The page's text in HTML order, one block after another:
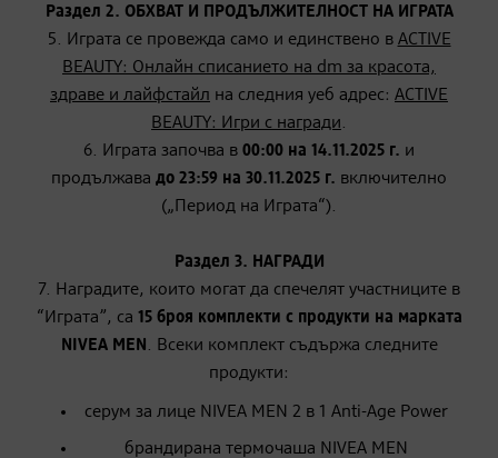
Раздел 2. ОБХВАТ И ПРОДЪЛЖИТЕЛНОСТ НА ИГРАТА
5. Играта се провежда само и единствено в ACTIVE
BEAUTY: Онлайн списанието на dm за красота,
здраве и лайфстайл на следния уеб адрес: ACTIVE
BEAUTY: Игри с награди.
6. Играта започва в 00:00 на 14.11.2025 г. и
продължава до 23:59 на 30.11.2025 г. включително
(„Период на Играта“).
Раздел 3. НАГРАДИ
7. Наградите, които могат да спечелят участниците в
“Играта”, са 15 броя комплекти с продукти на марката
NIVEA MEN . Всеки комплект съдържа следните
продукти:
серум за лице NIVEA MEN 2 в 1 Anti-Age Power
брандирана термочаша NIVEA MEN